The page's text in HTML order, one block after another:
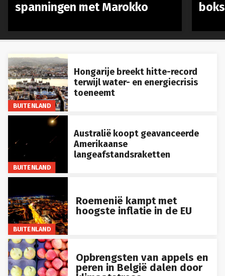
BUITENLAND
Hongarije breekt hitte-record
terwijl water- en energiecrisis
toeneemt
BUITENLAND
Australië koopt geavanceerde
Amerikaanse
langeafstandsraketten
BUITENLAND
Roemenië kampt met
hoogste inflatie in de EU
Opbrengsten van appels en
peren in België dalen door
klimaatstress
spanningen met Marokko